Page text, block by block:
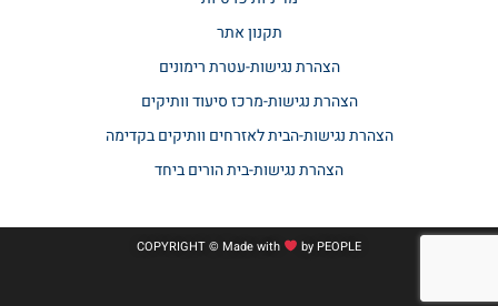
תקנון אתר​
הצהרת נגישות-עטרת רימונים
הצהרת נגישות-מרכז סיעוד וותיקים
הצהרת נגישות-הבית לאזרחים וותיקים בקדימה
הצהרת נגישות-בית הורים ביחד
COPYRIGHT © Made with by PEOPLE